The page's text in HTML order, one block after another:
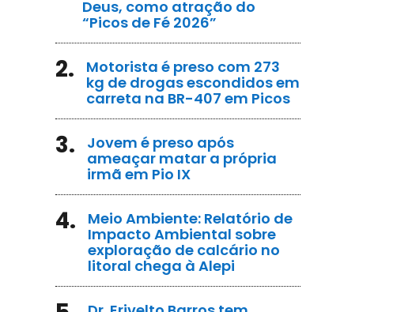
Deus, como atração do
“Picos de Fé 2026”
2.
Motorista é preso com 273
kg de drogas escondidos em
carreta na BR-407 em Picos
3.
Jovem é preso após
ameaçar matar a própria
irmã em Pio IX
4.
Meio Ambiente: Relatório de
Impacto Ambiental sobre
exploração de calcário no
litoral chega à Alepi